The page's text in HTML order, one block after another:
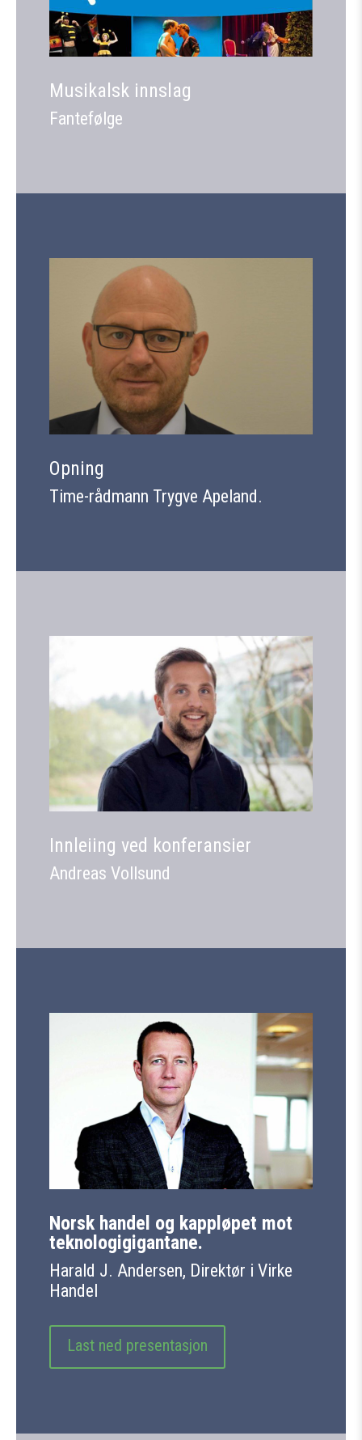
Musikalsk innslag
Fantefølge
Opning
Time-rådmann Trygve Apeland.
Innleiing ved konferansier
Andreas Vollsund
Norsk handel og kappløpet mot
teknologigigantane.
Harald J. Andersen, Direktør i Virke
Handel
Last ned presentasjon